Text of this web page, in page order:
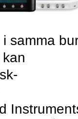
samma